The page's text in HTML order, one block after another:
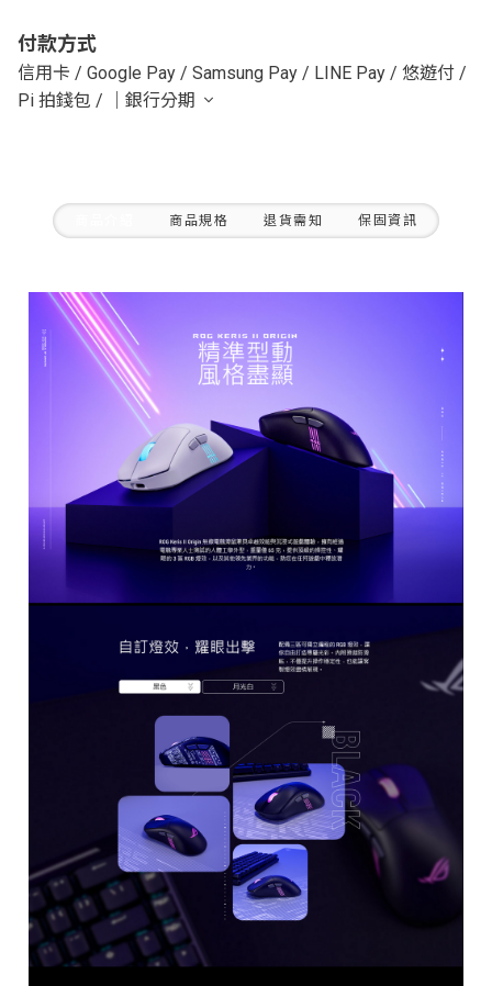
付款方式
信用卡 / Google Pay / Samsung Pay / LINE Pay / 悠遊付 /
Pi 拍錢包 / ｜銀行分期
商品規格 退貨需知 保固資訊